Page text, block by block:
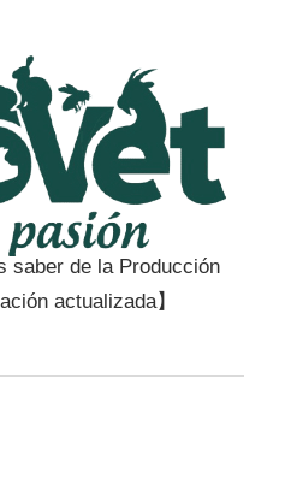
saber de la Producción
actualizada】